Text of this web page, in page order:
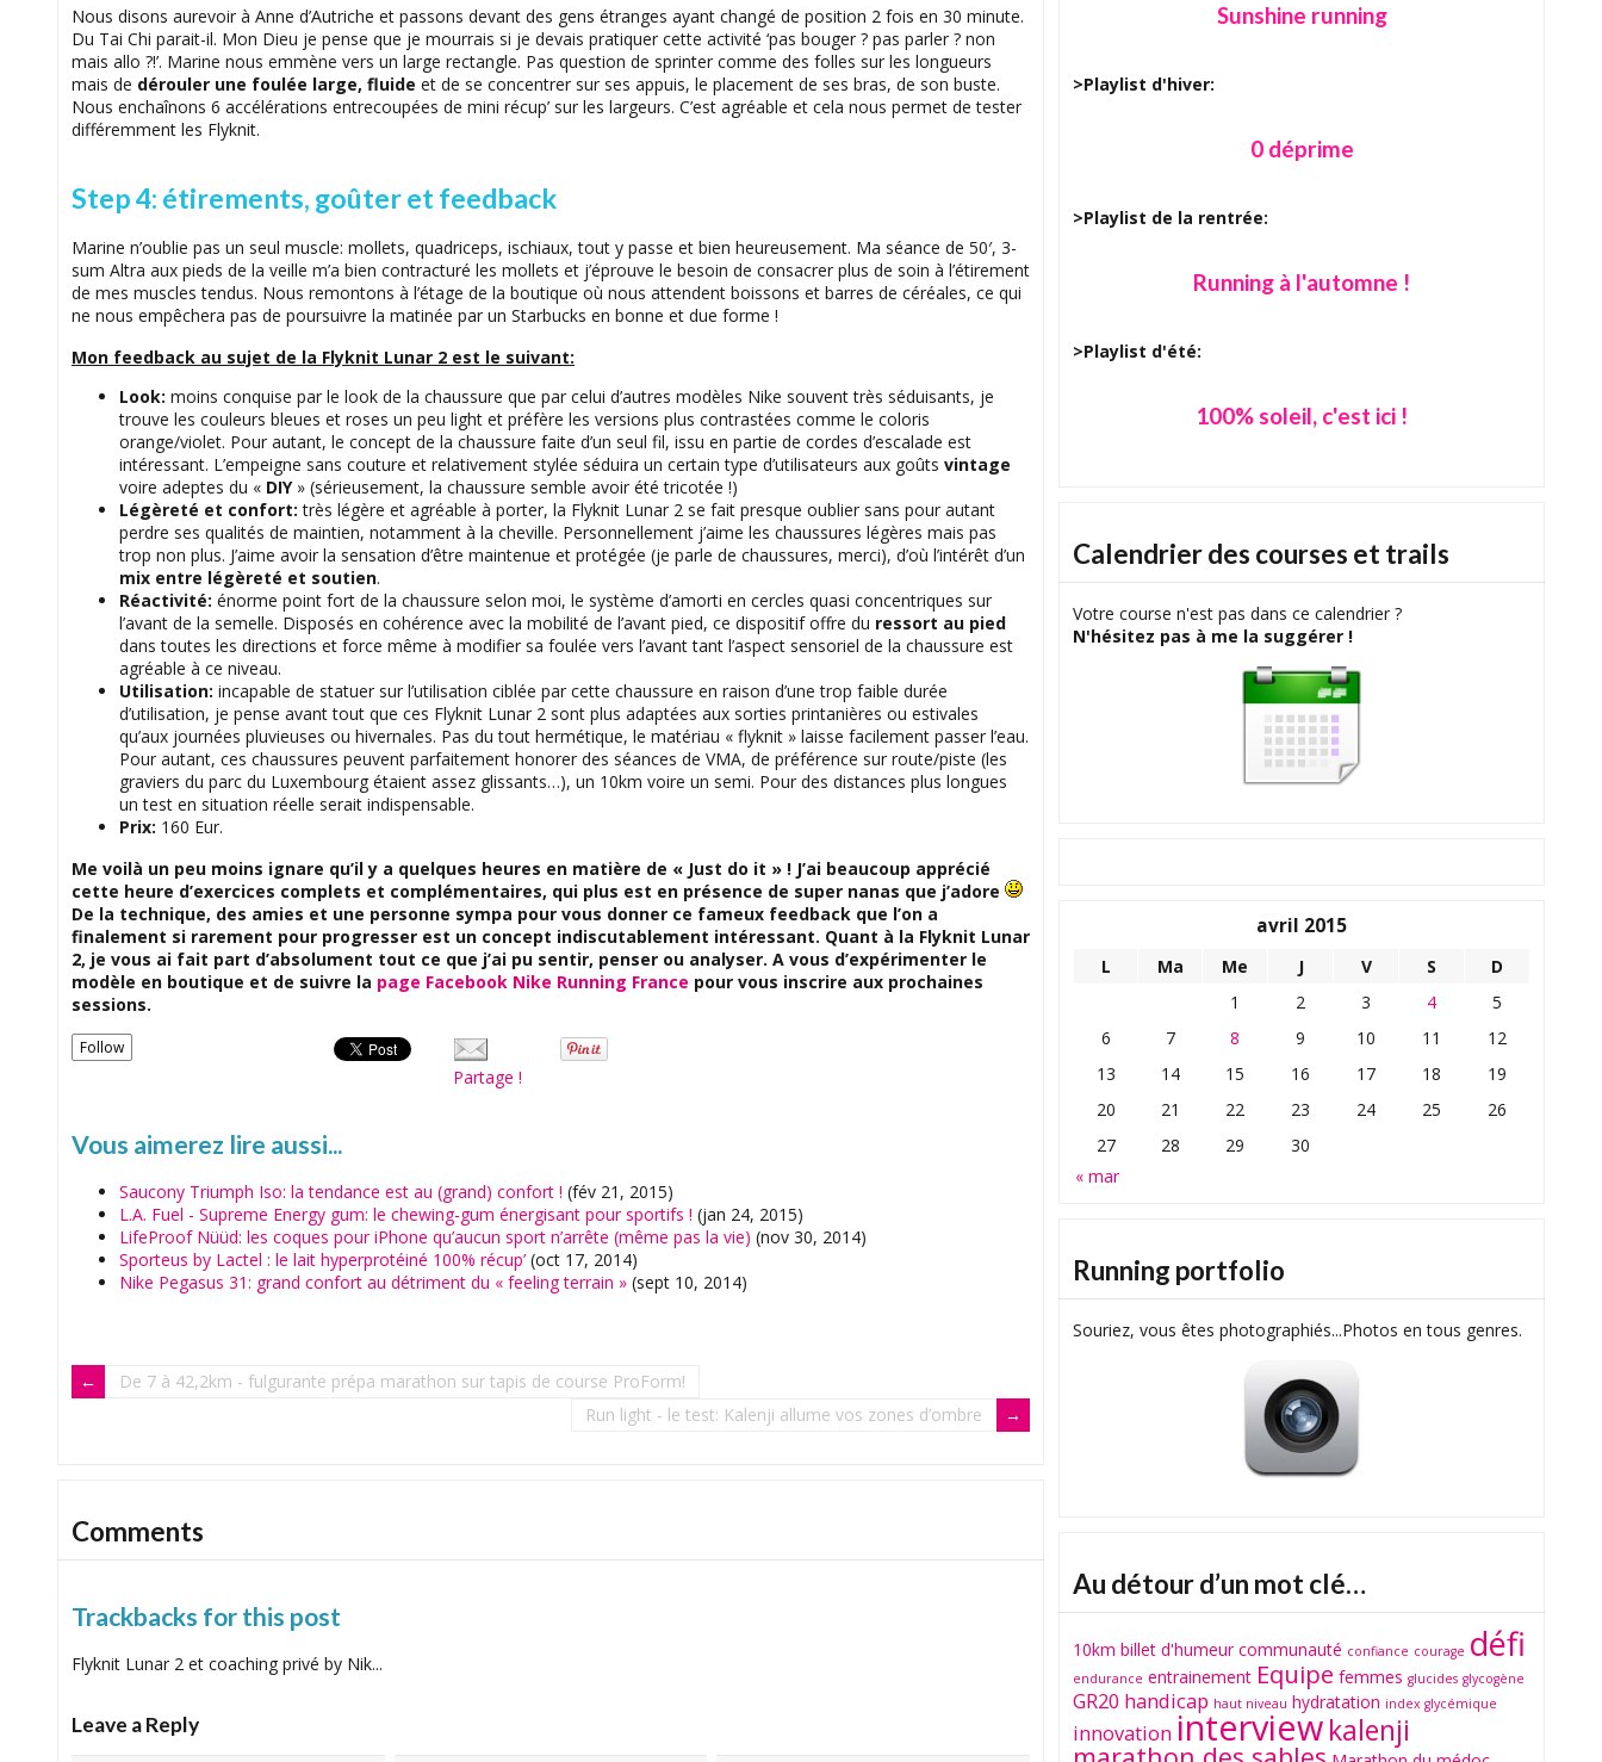
Nous disons aurevoir à Anne d’Autriche et passons devant des gens étranges ayant changé de position 2 fois en 30 minute.
Du Tai Chi parait-il. Mon Dieu je pense que je mourrais si je devais pratiquer cette activité ‘pas bouger ? pas parler ? non
mais allo ?!’. Marine nous emmène vers un large rectangle. Pas question de sprinter comme des folles sur les longueurs
mais de dérouler une foulée large, fluide et de se concentrer sur ses appuis, le placement de ses bras, de son buste.
Nous enchaînons 6 accélérations entrecoupées de mini récup’ sur les largeurs. C’est agréable et cela nous permet de tester
différemment les Flyknit.
Step 4: étirements, goûter et feedback
Marine n’oublie pas un seul muscle: mollets, quadriceps, ischiaux, tout y passe et bien heureusement. Ma séance de 50′, 3-
sum Altra aux pieds de la veille m’a bien contracturé les mollets et j’éprouve le besoin de consacrer plus de soin à l’étirement
de mes muscles tendus. Nous remontons à l’étage de la boutique où nous attendent boissons et barres de céréales, ce qui
ne nous empêchera pas de poursuivre la matinée par un Starbucks en bonne et due forme !
Mon feedback au sujet de la Flyknit Lunar 2 est le suivant:
Look: moins conquise par le look de la chaussure que par celui d’autres modèles Nike souvent très séduisants, je
trouve les couleurs bleues et roses un peu light et préfère les versions plus contrastées comme le coloris
orange/violet. Pour autant, le concept de la chaussure faite d’un seul fil, issu en partie de cordes d’escalade est
intéressant. L’empeigne sans couture et relativement stylée séduira un certain type d’utilisateurs aux goûts vintage
voire adeptes du « DIY» (sérieusement, la chaussure semble avoir été tricotée !)
Légèreté et confort: très légère et agréable à porter, la Flyknit Lunar 2 se fait presque oublier sans pour autant
perdre ses qualités de maintien, notamment à la cheville. Personnellement j’aime les chaussures légères mais pas
trop non plus. J’aime avoir la sensation d’être maintenue et protégée (je parle de chaussures, merci), d’où l’intérêt d’un
mix entre légèreté et soutien.
Réactivité: énorme point fort de la chaussure selon moi, le système d’amorti en cercles quasi concentriques sur
l’avant de la semelle. Disposés en cohérence avec la mobilité de l’avant pied, ce dispositif offre du ressort au pied
dans toutes les directions et force même à modifier sa foulée vers l’avant tant l’aspect sensoriel de la chaussure est
agréable à ce niveau.
Utilisation: incapable de statuer sur l’utilisation ciblée par cette chaussure en raison d’une trop faible durée
d’utilisation, je pense avant tout que ces Flyknit Lunar 2 sont plus adaptées aux sorties printanières ou estivales
qu’aux journées pluvieuses ou hivernales. Pas du tout hermétique, le matériau « flyknit » laisse facilement passer l’eau.
Pour autant, ces chaussures peuvent parfaitement honorer des séances de VMA, de préférence sur route/piste (les
graviers du parc du Luxembourg étaient assez glissants…), un 10km voire un semi. Pour des distances plus longues
un test en situation réelle serait indispensable.
Prix: 160 Eur.
Me voilà un peu moins ignare qu’il y a quelques heures en matière de « Just do it » ! J’ai beaucoup apprécié
cette heure d’exercices complets et complémentaires, qui plus est en présence de super nanas que j’adore
De la technique, des amies et une personne sympa pour vous donner ce fameux feedback que l’on a
finalement si rarement pour progresser est un concept indiscutablement intéressant. Quant à la Flyknit Lunar
2, je vous ai fait part d’absolument tout ce que j’ai pu sentir, penser ou analyser. A vous d’expérimenter le
modèle en boutique et de suivre la page Facebook Nike Running France pour vous inscrire aux prochaines
sessions.
Follow
Partage !
Vous aimerez lire aussi...
Saucony Triumph Iso: la tendance est au (grand) confort ! (fév 21, 2015)
L.A. Fuel - Supreme Energy gum: le chewing-gum énergisant pour sportifs ! (jan 24, 2015)
LifeProof Nüüd: les coques pour iPhone qu’aucun sport n’arrête (même pas la vie) (nov 30, 2014)
Sporteus by Lactel : le lait hyperprotéiné 100% récup’ (oct 17, 2014)
Nike Pegasus 31: grand confort au détriment du « feeling terrain » (sept 10, 2014)
De 7 à 42,2km - fulgurante prépa marathon sur tapis de course ProForm!
Run light - le test: Kalenji allume vos zones d’ombre
Comments
Trackbacks for this post
Flyknit Lunar 2 et coaching privé by Nik...
Leave a Reply
Sunshine running
>Playlist d'hiver:
0 déprime
>Playlist de la rentrée:
Running à l'automne !
>Playlist d'été:
100% soleil, c'est ici !
Calendrier des courses et trails
Votre course n'est pas dans ce calendrier ?
N'hésitez pas à me la suggérer !
avril 2015
L Ma Me J V S D
« mar
1 2 3 4
5
6
7 8 9 10 11
12
13
14 15 16 17 18
19
20
21 22 23 24 25
26
27
28 29 30
Running portfolio
Souriez, vous êtes photographiés...Photos en tous genres.
Au détour d’un mot clé…
10km billet d'humeur communauté confiance courage défi
endurance entrainement Equipe femmes glucides glycogène
GR20 handicap haut niveau hydratation index glycémique
innovation interviewkalenji